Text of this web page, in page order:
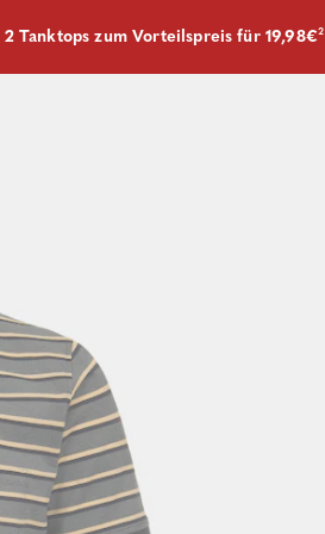
2 Tanktops zum Vorteilspreis für 19,98€²